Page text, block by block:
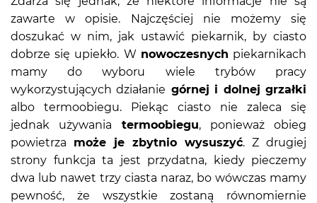
zawarte w opisie. Najczęściej nie możemy się
doszukać w nim, jak ustawić piekarnik, by ciasto
dobrze się upiekło. W nowoczesnych piekarnikach
mamy do wyboru wiele trybów pracy
wykorzystujących działanie górnej i dolnej grzałki
albo termoobiegu. Piekąc ciasto nie zaleca się
jednak używania termoobiegu, ponieważ obieg
powietrza może je zbytnio wysuszyć. Z drugiej
strony funkcja ta jest przydatna, kiedy pieczemy
dwa lub nawet trzy ciasta naraz, bo wówczas mamy
pewność, że wszystkie zostaną równomiernie